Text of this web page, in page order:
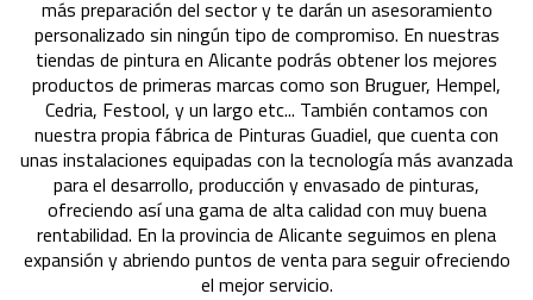
más preparación del sector y te darán un asesoramiento
personalizado sin ningún tipo de compromiso. En nuestras
tiendas de pintura en Alicante podrás obtener los mejores
productos de primeras marcas como son Bruguer, Hempel,
Cedria, Festool, y un largo etc... También contamos con
nuestra propia fábrica de Pinturas Guadiel, que cuenta con
unas instalaciones equipadas con la tecnología más avanzada
para el desarrollo, producción y envasado de pinturas,
ofreciendo así una gama de alta calidad con muy buena
rentabilidad. En la provincia de Alicante seguimos en plena
expansión y abriendo puntos de venta para seguir ofreciendo
el mejor servicio.